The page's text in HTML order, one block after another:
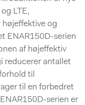
LTE,
og
ENAR150D-serien
af højeffektiv
reducerer antallet
til
til en forbedret
serien er